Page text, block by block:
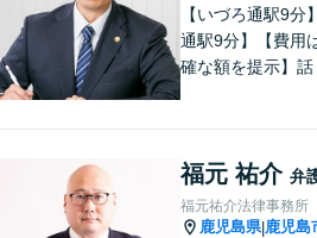
【いづろ通駅9分
通駅9分】【費用
確な額を提示】話
で、お悩みの解決
寧にアドバイスし
す。
福元 祐介 弁
福元祐介法律事務所
鹿児島県|鹿児島